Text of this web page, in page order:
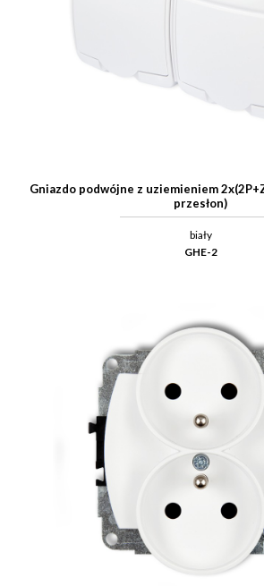
Gniazdo podwójne z uziemieniem
przesłon)
biały
GHE-2